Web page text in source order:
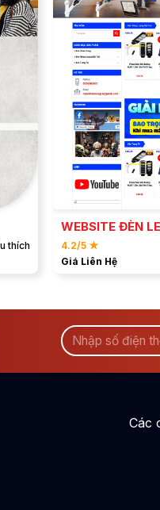
thích
WEBSITE ĐÈN
4.2/5 ★
Giá Liên Hệ
Các